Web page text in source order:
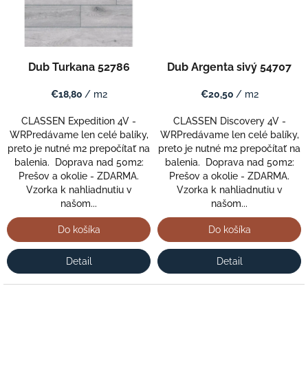
Dub Turkana 52786
€18,80 / m2
CLASSEN Expedition 4V -
WRPredávame len celé balíky,
preto je nutné m2 prepočítať na
balenia. Doprava nad 50m2:
Prešov a okolie - ZDARMA.
Vzorka k nahliadnutiu v
našom...
Do košíka
Detail
Dub Argenta sivý 54707
€20,50 / m2
CLASSEN Discovery 4V -
WRPredávame len celé balíky,
preto je nutné m2 prepočítať na
balenia. Doprava nad 50m2:
Prešov a okolie - ZDARMA.
Vzorka k nahliadnutiu v
našom...
Do košíka
Detail